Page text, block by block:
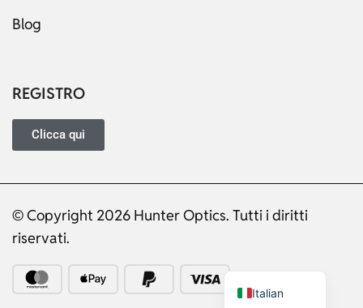
Blog
REGISTRO
Clicca qui
© Copyright 2026 Hunter Optics. Tutti i diritti
riservati.
Italian
German
Portuguese